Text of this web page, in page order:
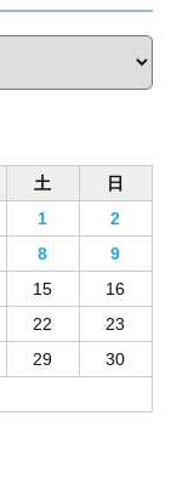
土
日
1
2
8
9
15
16
22
23
29
30